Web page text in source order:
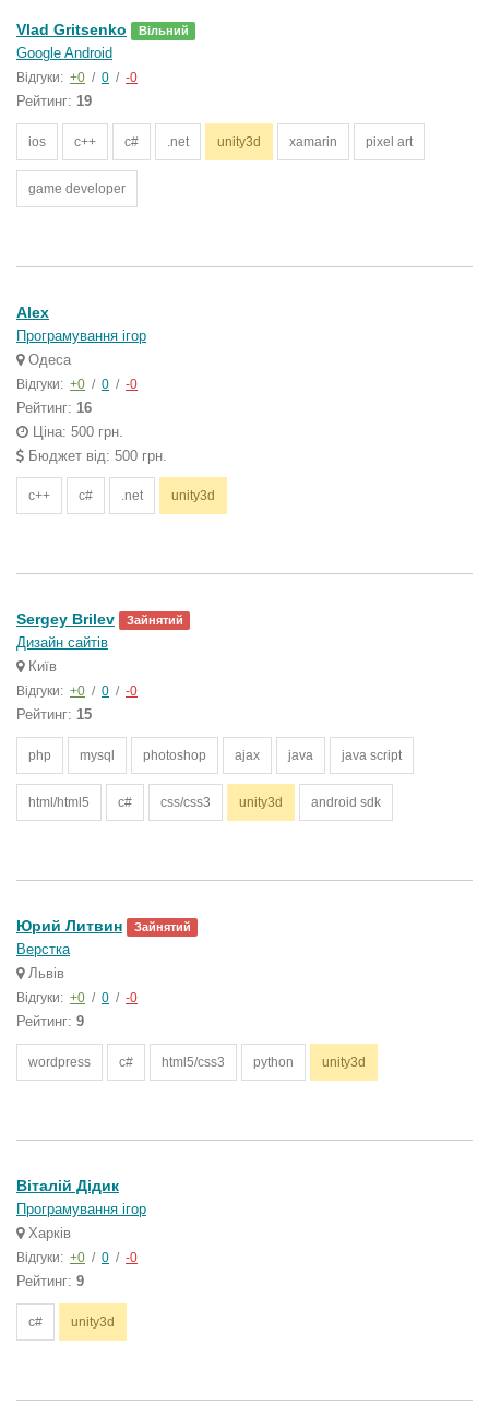
Vlad Gritsenko Вільний
Google Android
Відгуки: +0 / 0 / -0
Рейтинг: 19
ios c++ c# .net unity3d xamarin pixel art
game developer
Alex
Програмування ігор
Одеса
Відгуки: +0 / 0 / -0
Рейтинг: 16
Ціна: 500 грн.
Бюджет від: 500 грн.
c++ c# .net unity3d
Sergey Brilev Зайнятий
Дизайн сайтів
Київ
Відгуки: +0 / 0 / -0
Рейтинг: 15
php mysql photoshop ajax java java script
html/html5 c# css/css3 unity3d android sdk
Юрий Литвин Зайнятий
Верстка
Львів
Відгуки: +0 / 0 / -0
Рейтинг: 9
wordpress c# html5/css3 python unity3d
Віталій Дідик
Програмування ігор
Харків
Відгуки: +0 / 0 / -0
Рейтинг: 9
c# unity3d